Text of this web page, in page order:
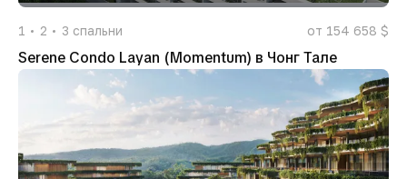
1 2 3 спальни от 154 658 $
Serene Condo Layan (Momentum) в Чонг Тале